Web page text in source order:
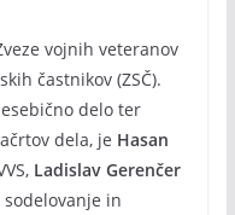
vojnih veteranov
častnikov (ZSČ).
delo ter
dela, je Hasan
Ladislav Gerenčer
sodelovanje in